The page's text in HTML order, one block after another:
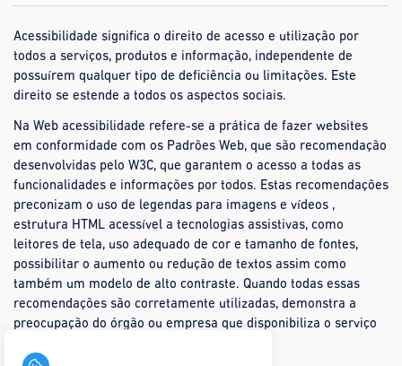
Acessibilidade significa o direito de acesso e utilização por
todos a serviços, produtos e informação, independente de
possuírem qualquer tipo de deficiência ou limitações. Este
direito se estende a todos os aspectos sociais.
Na Web acessibilidade refere-se a prática de fazer websites
em conformidade com os Padrões Web, que são recomendação
desenvolvidas pelo W3C, que garantem o acesso a todas as
funcionalidades e informações por todos. Estas recomendações
preconizam o uso de legendas para imagens e vídeos ,
estrutura HTML acessível a tecnologias assistivas, como
leitores de tela, uso adequado de cor e tamanho de fontes,
possibilitar o aumento ou redução de textos assim como
também um modelo de alto contraste. Quando todas essas
recomendações são corretamente utilizadas, demonstra a
preocupação do órgão ou empresa que disponibiliza o serviço